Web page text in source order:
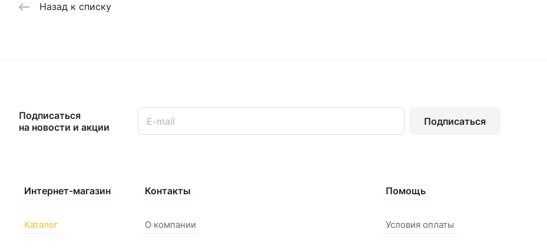
Назад к списку
Подписаться
на новости и акции
Подписаться
Интернет-магазин
Каталог
Контакты
О компании
Помощь
Условия оплаты